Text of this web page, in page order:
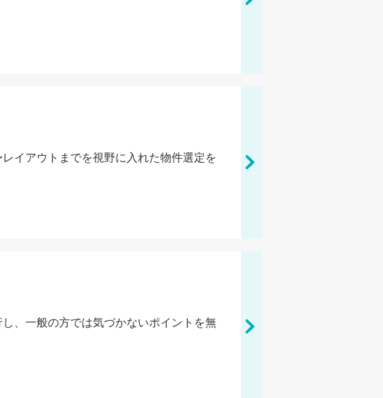
イアウトまでを視野に入れた物件選定を
、一般の方では気づかないポイントを無